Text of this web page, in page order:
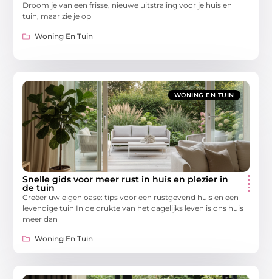
Droom je van een frisse, nieuwe uitstraling voor je huis en
tuin, maar zie je op
Woning En Tuin
WONING EN TUIN
Snelle gids voor meer rust in huis en plezier in
de tuin
Creëer uw eigen oase: tips voor een rustgevend huis en een
levendige tuin In de drukte van het dagelijks leven is ons huis
meer dan
Woning En Tuin